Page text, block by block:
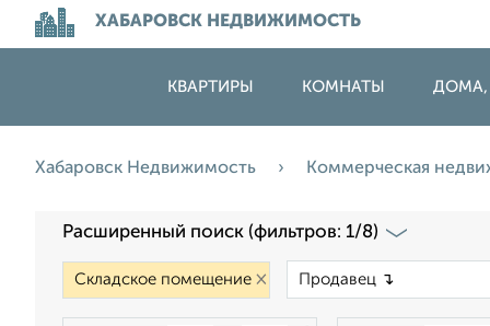
ХАБАРОВСК НЕДВИЖИМОСТЬ
КВАРТИРЫ КОМНАТЫ ДОМА,
Хабаровск Недвижимость Коммерческая
Расширенный поиск (фильтров: 1/8)
×